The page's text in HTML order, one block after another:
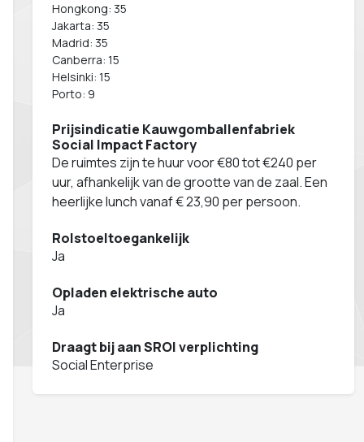
Hongkong: 35
Jakarta: 35
Madrid: 35
Canberra: 15
Helsinki: 15
Porto: 9
Prijsindicatie Kauwgomballenfabriek
Social Impact Factory
De ruimtes zijn te huur voor €80 tot €240 per
uur, afhankelijk van de grootte van de zaal. Een
heerlijke lunch vanaf € 23,90 per persoon.
Rolstoeltoegankelijk
Ja
Opladen elektrische auto
Ja
Draagt bij aan SROI verplichting
Social Enterprise